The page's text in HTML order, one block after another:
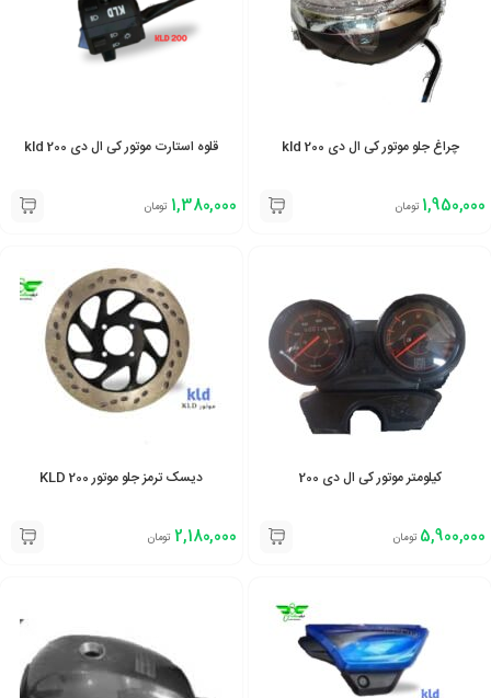
چراغ جلو موتور کی ال دی 200 kld
1,950,000 تومان
قلوه استارت موتور کی ال دی 200 kld
1,380,000 تومان
کیلومتر موتور کی ال دی 200
5,900,000 تومان
دیسک ترمز جلو موتور KLD 200
2,180,000 تومان